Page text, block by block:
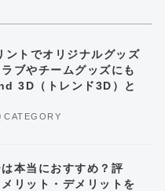
CATEGORY
ントでオリジナルグッズ
ブやチームグッズにも
3D（トレンド3D）と
本当におすすめ？評
リット・デメリットを